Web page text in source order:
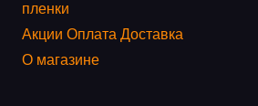
пленки
Акции Оплата Доставка
О магазине